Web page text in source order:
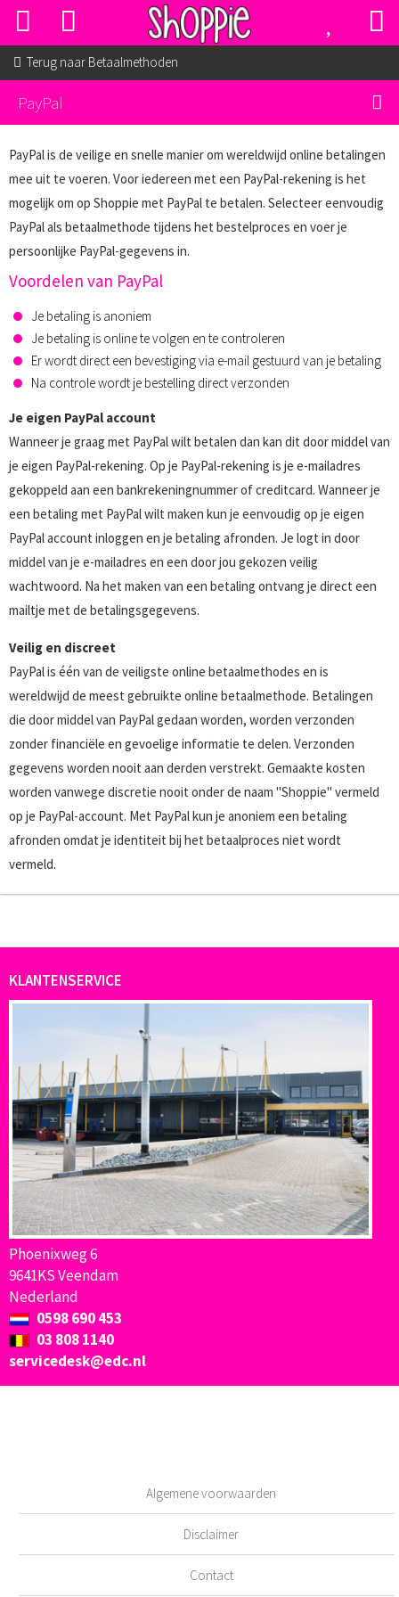
Terug naar Betaalmethoden
PayPal
PayPal is de veilige en snelle manier om wereldwijd online betalingen
mee uit te voeren. Voor iedereen met een PayPal-rekening is het
mogelijk om op Shoppie met PayPal te betalen. Selecteer eenvoudig
PayPal als betaalmethode tijdens het bestelproces en voer je
persoonlijke PayPal-gegevens in.
Voordelen van PayPal
Je betaling is anoniem
Je betaling is online te volgen en te controleren
Er wordt direct een bevestiging via e-mail gestuurd van je betaling
Na controle wordt je bestelling direct verzonden
Je eigen PayPal account
Wanneer je graag met PayPal wilt betalen dan kan dit door middel van
je eigen PayPal-rekening. Op je PayPal-rekening is je e-mailadres
gekoppeld aan een bankrekeningnummer of creditcard. Wanneer je
een betaling met PayPal wilt maken kun je eenvoudig op je eigen
PayPal account inloggen en je betaling afronden. Je logt in door
middel van je e-mailadres en een door jou gekozen veilig
wachtwoord. Na het maken van een betaling ontvang je direct een
mailtje met de betalingsgegevens.
Veilig en discreet
PayPal is één van de veiligste online betaalmethodes en is
wereldwijd de meest gebruikte online betaalmethode. Betalingen
die door middel van PayPal gedaan worden, worden verzonden
zonder financiële en gevoelige informatie te delen. Verzonden
gegevens worden nooit aan derden verstrekt. Gemaakte kosten
worden vanwege discretie nooit onder de naam "Shoppie" vermeld
op je PayPal-account. Met PayPal kun je anoniem een betaling
afronden omdat je identiteit bij het betaalproces niet wordt
vermeld.
KLANTENSERVICE
Phoenixweg 6
9641KS Veendam
Nederland
0598 690 453
03 808 1140
servicedesk@edc.nl
Algemene voorwaarden
Disclaimer
Contact